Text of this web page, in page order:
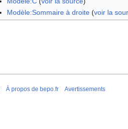
Modèle:Sommaire à droite(voir la
À propos de bepo.fr Avertissements